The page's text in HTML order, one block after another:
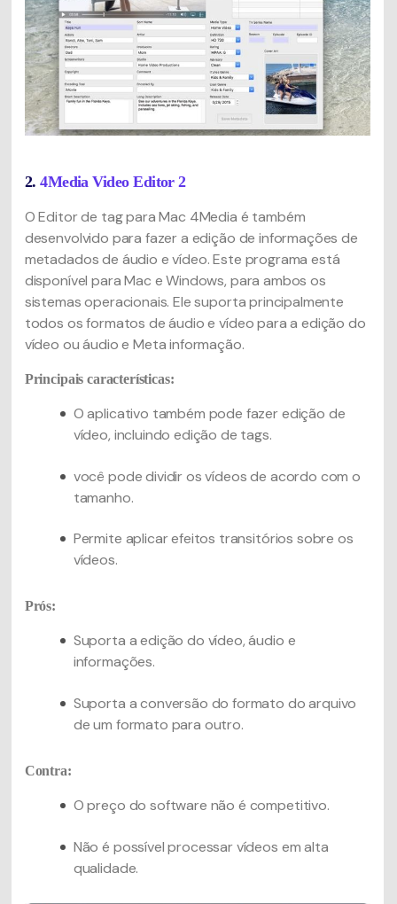
2.4Media Video Editor 2
O Editor de tag para Mac 4Media é também
desenvolvido para fazer a edição de informações de
metadados de áudio e vídeo. Este programa está
disponível para Mac e Windows, para ambos os
sistemas operacionais. Ele suporta principalmente
todos os formatos de áudio e vídeo para a edição do
vídeo ou áudio e Meta informação.
Principais características:
O aplicativo também pode fazer edição de
vídeo, incluindo edição de tags.
você pode dividir os vídeos de acordo com o
tamanho.
Permite aplicar efeitos transitórios sobre os
vídeos.
Prós:
Suporta a edição do vídeo, áudio e
informações.
Suporta a conversão do formato do arquivo
de um formato para outro.
Contra:
O preço do software não é competitivo.
Não é possível processar vídeos em alta
qualidade.